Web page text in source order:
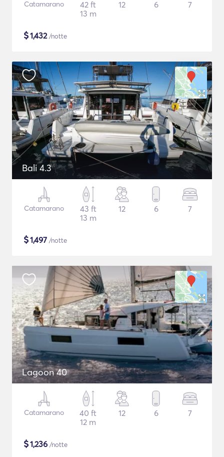
Catamarano
42 ft
13 m
12 6 7
$1,432/notte
Bali 4.3
Catamarano
43 ft
13 m
12 6 7
$1,497 /notte
Lagoon 40
Catamarano
40 ft
12 m
12 6 7
$1,236 /notte